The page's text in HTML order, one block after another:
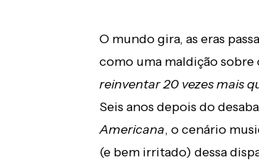
O mundo gira, as eras
como uma maldição sobre
reinventar 20 vezes mais
Seis anos depois do
Americana, o cenário
(e bem irritado) dessa